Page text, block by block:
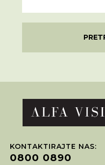
KONTAKTIRAJTE NAS:
0800 0890